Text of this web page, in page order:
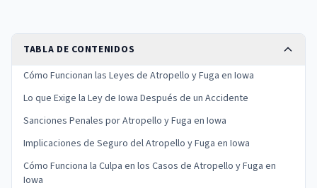
TABLA DE CONTENIDOS
Cómo Funcionan las Leyes de Atropello y Fuga en Iowa
Lo que Exige la Ley de Iowa Después de un Accidente
Sanciones Penales por Atropello y Fuga en Iowa
Implicaciones de Seguro del Atropello y Fuga en Iowa
Cómo Funciona la Culpa en los Casos de Atropello y Fuga en
Iowa